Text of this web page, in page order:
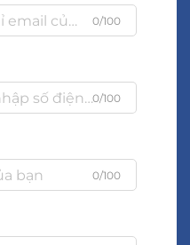
0/100
0/100
0/100